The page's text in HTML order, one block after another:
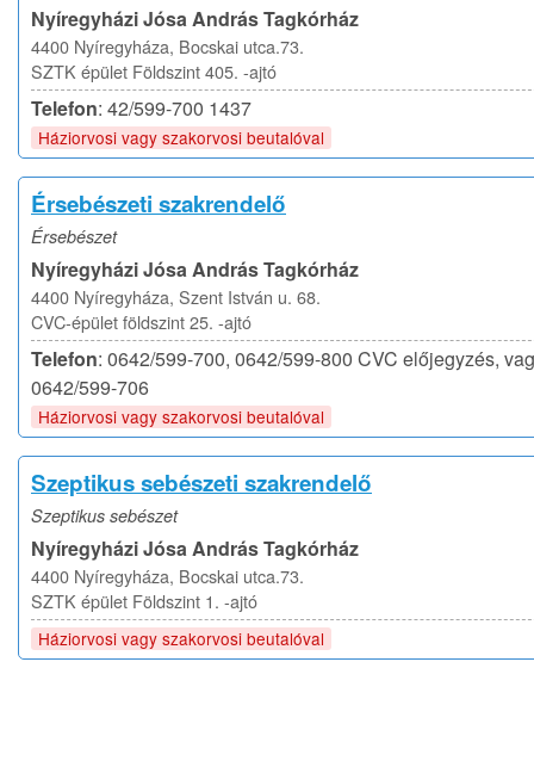
Nyíregyházi Jósa András Tagkórház
4400 Nyíregyháza, Bocskai utca.73.
SZTK épület Földszint 405. -ajtó
Telefon: 42/599-700 1437
Háziorvosi vagy szakorvosi beutalóval
Érsebészeti szakrendelő
Érsebészet
Nyíregyházi Jósa András Tagkórház
4400 Nyíregyháza, Szent István u. 68.
CVC-épület földszint 25. -ajtó
Telefon: 0642/599-700, 0642/599-800 CVC előjegyzés,
0642/599-706
Háziorvosi vagy szakorvosi beutalóval
Szeptikus sebészeti szakrendelő
Szeptikus sebészet
Nyíregyházi Jósa András Tagkórház
4400 Nyíregyháza, Bocskai utca.73.
SZTK épület Földszint 1. -ajtó
Háziorvosi vagy szakorvosi beutalóval